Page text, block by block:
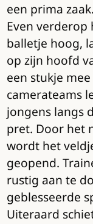
een prima
Even
balletje hoog,
op zijn hoofd
een stukje
camerateams
jongens langs
pret. Door het
wordt het
geopend.
rustig aan te
geblesseerde
Uiteraard